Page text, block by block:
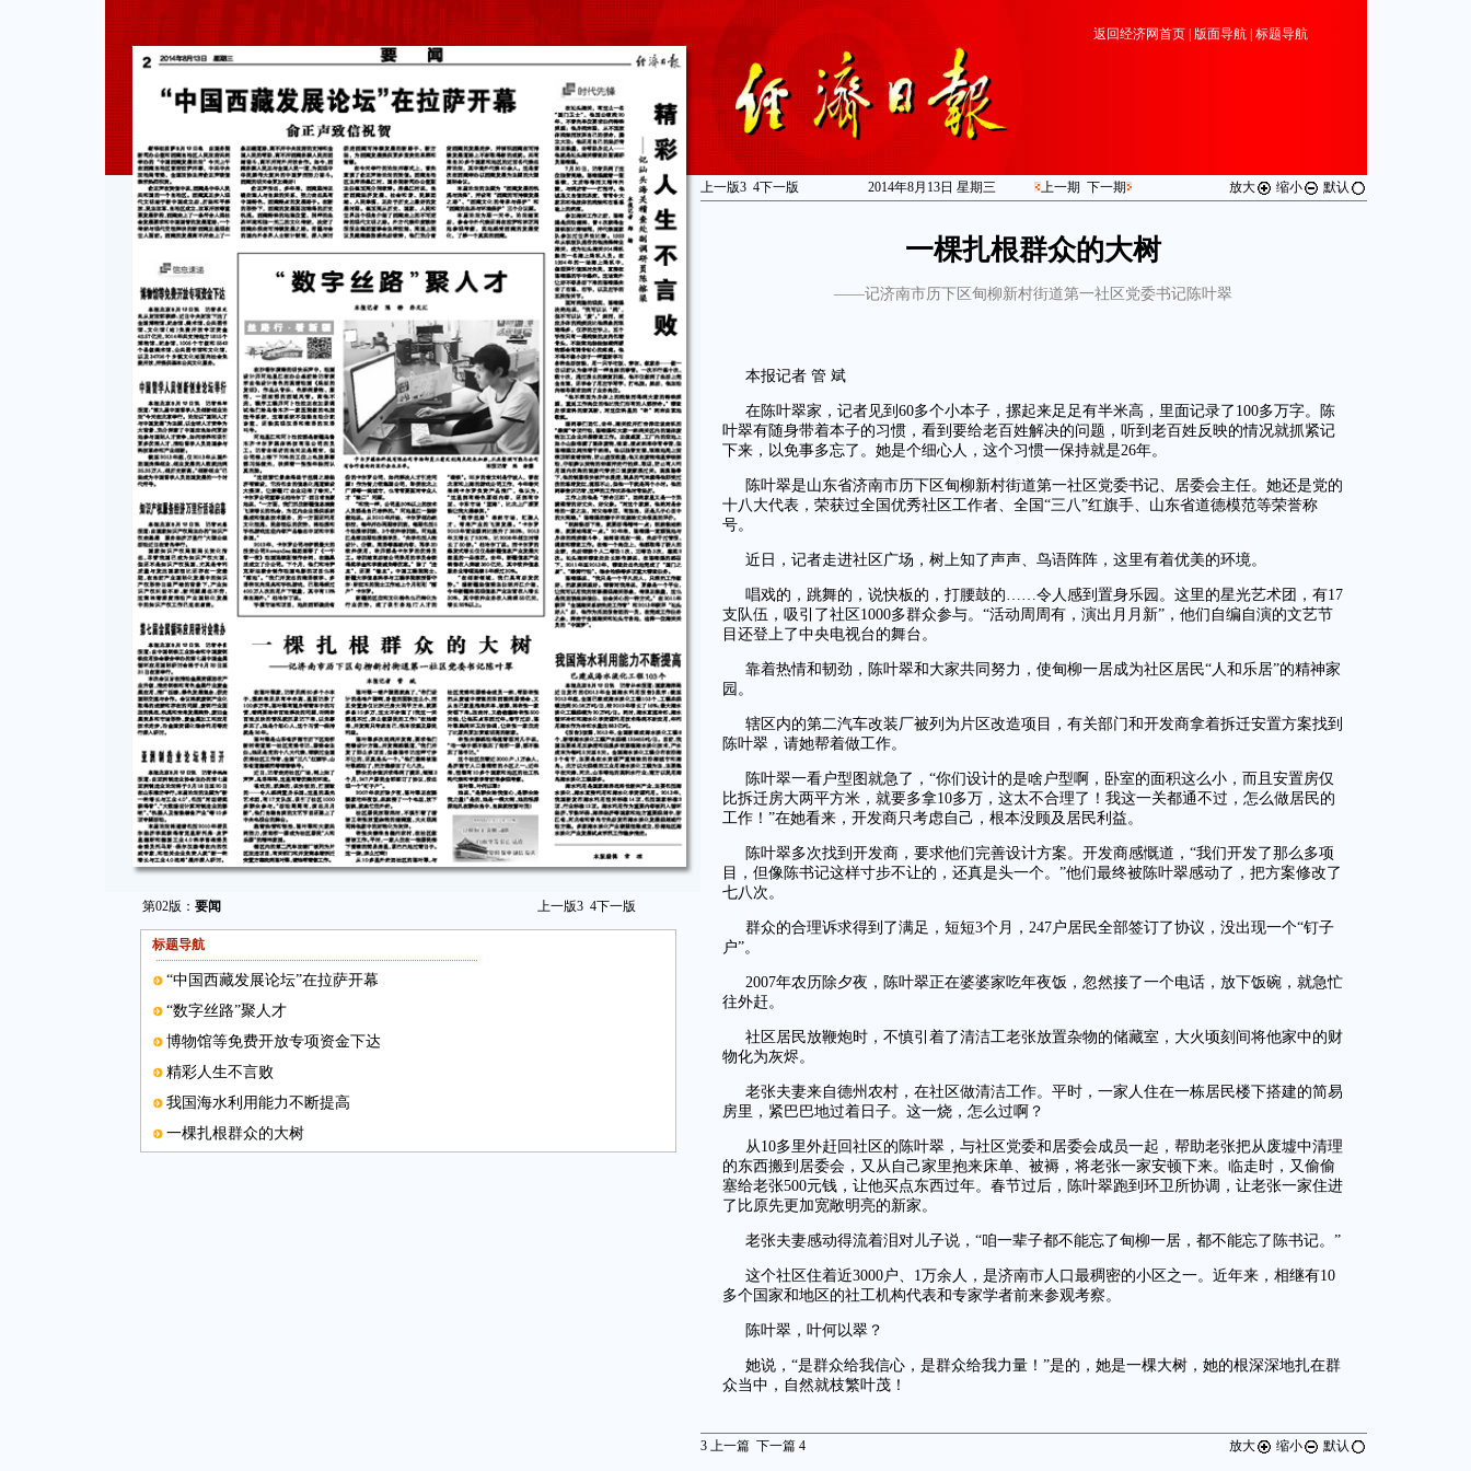
第02版： 要闻 上一版3 4下一版
标题导航
“中国西藏发展论坛”在拉萨开幕
“数字丝路”聚人才
博物馆等免费开放专项资金下达
精彩人生不言败
我国海水利用能力不断提高
一棵扎根群众的大树
返回经济网首页| 版面导航| 标题导航
上一版3 4下一版 2014年8月13日 星期三 上一期 下一期 放大 缩小 默认
一棵扎根群众的大树
——记济南市历下区甸柳新村街道第一社区党委书记陈叶翠
本报记者 管 斌
在陈叶翠家，记者见到60多个小本子，摞起来足足有半米高，里面记录了100多万字。陈
叶翠有随身带着本子的习惯，看到要给老百姓解决的问题，听到老百姓反映的情况就抓紧记
下来，以免事多忘了。她是个细心人，这个习惯一保持就是26年。
陈叶翠是山东省济南市历下区甸柳新村街道第一社区党委书记、居委会主任。她还是党的
十八大代表，荣获过全国优秀社区工作者、全国“三八”红旗手、山东省道德模范等荣誉称
号。
近日，记者走进社区广场，树上知了声声、鸟语阵阵，这里有着优美的环境。
唱戏的，跳舞的，说快板的，打腰鼓的……令人感到置身乐园。这里的星光艺术团，有17
支队伍，吸引了社区1000多群众参与。“活动周周有，演出月月新”，他们自编自演的文艺节
目还登上了中央电视台的舞台。
靠着热情和韧劲，陈叶翠和大家共同努力，使甸柳一居成为社区居民“人和乐居”的精神家
园。
辖区内的第二汽车改装厂被列为片区改造项目，有关部门和开发商拿着拆迁安置方案找到
陈叶翠，请她帮着做工作。
陈叶翠一看户型图就急了，“你们设计的是啥户型啊，卧室的面积这么小，而且安置房仅
比拆迁房大两平方米，就要多拿10多万，这太不合理了！我这一关都通不过，怎么做居民的
工作！”在她看来，开发商只考虑自己，根本没顾及居民利益。
陈叶翠多次找到开发商，要求他们完善设计方案。开发商感慨道，“我们开发了那么多项
目，但像陈书记这样寸步不让的，还真是头一个。”他们最终被陈叶翠感动了，把方案修改了
七八次。
群众的合理诉求得到了满足，短短3个月，247户居民全部签订了协议，没出现一个“钉子
户”。
2007年农历除夕夜，陈叶翠正在婆婆家吃年夜饭，忽然接了一个电话，放下饭碗，就急忙
往外赶。
社区居民放鞭炮时，不慎引着了清洁工老张放置杂物的储藏室，大火顷刻间将他家中的财
物化为灰烬。
老张夫妻来自德州农村，在社区做清洁工作。平时，一家人住在一栋居民楼下搭建的简易
房里，紧巴巴地过着日子。这一烧，怎么过啊？
从10多里外赶回社区的陈叶翠，与社区党委和居委会成员一起，帮助老张把从废墟中清理
的东西搬到居委会，又从自己家里抱来床单、被褥，将老张一家安顿下来。临走时，又偷偷
塞给老张500元钱，让他买点东西过年。春节过后，陈叶翠跑到环卫所协调，让老张一家住进
了比原先更加宽敞明亮的新家。
老张夫妻感动得流着泪对儿子说，“咱一辈子都不能忘了甸柳一居，都不能忘了陈书记。”
这个社区住着近3000户、1万余人，是济南市人口最稠密的小区之一。近年来，相继有10
多个国家和地区的社工机构代表和专家学者前来参观考察。
陈叶翠，叶何以翠？
她说，“是群众给我信心，是群众给我力量！”是的，她是一棵大树，她的根深深地扎在群
众当中，自然就枝繁叶茂！
3上一篇 下一篇 4 放大 缩小 默认